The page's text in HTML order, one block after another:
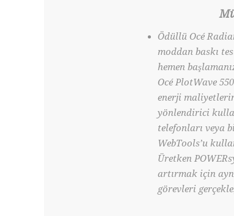
Ödüllü Océ
moddan baskı
hemen
Océ PlotWave
enerji
yönlendirici
telefonları veya
WebTools’u
Üretken
artırmak için
görevleri